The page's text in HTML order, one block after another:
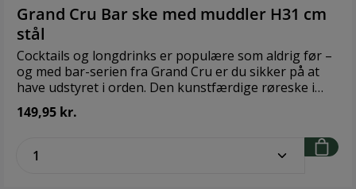
på kapslen. Det giver oplukkeren en dimension af leg
og uhøjtidelighed, der vil brede sig som en afslappet
og hyggelig stemning i selskabet. Brand:
RosendahlStørrelse: Højde 14 cm Diameter 3 cm
Materiale: Rustfrit stål, PP
Grand Cru Bar ske med muddler H31 cm
stål
Cocktails og longdrinks er populære som aldrig før –
og med bar-serien fra Grand Cru er du sikker på at
have udstyret i orden. Den kunstfærdige røreske i
rustfrit stål er en helt uundværlig del, der gør det til
en fornøjelse at lave drinks både før og efter maden.
blande ingredienserne. Design: Rosendahl Størrelse:
149,95 kr.